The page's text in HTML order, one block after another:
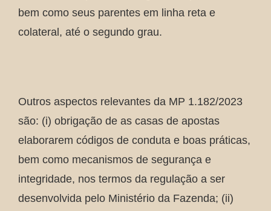
bem como seus parentes em linha reta e
colateral, até o segundo grau.
Outros aspectos relevantes da MP 1.182/2023
são: (i) obrigação de as casas de apostas
elaborarem códigos de conduta e boas práticas,
bem como mecanismos de segurança e
integridade, nos termos da regulação a ser
desenvolvida pelo Ministério da Fazenda; (ii)